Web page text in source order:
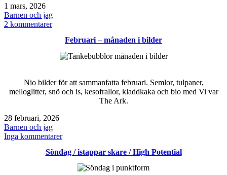
Publicerat
den
1 mars, 2026
Kategoriserat
som
Barnen och jag
2 kommentarertill
snart
vår
bio
The
Ark
Februari – månaden i bilder
Nio bilder för att sammanfatta februari. Semlor, tulpaner,
melloglitter, snö och is, kesofrallor, kladdkaka och bio med Vi var
The Ark.
Publicerat
den
28 februari, 2026
Kategoriserat
som
Barnen och jag
Inga kommentarertill
–
månaden
Söndag / istappar skare / High Potential